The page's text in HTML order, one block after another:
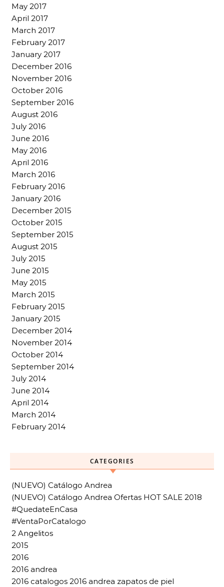
May 2017
April 2017
March 2017
February 2017
January 2017
December 2016
November 2016
October 2016
September 2016
August 2016
July 2016
June 2016
May 2016
April 2016
March 2016
February 2016
January 2016
December 2015
October 2015
September 2015
August 2015
July 2015
June 2015
May 2015
March 2015
February 2015
January 2015
December 2014
November 2014
October 2014
September 2014
July 2014
June 2014
April 2014
March 2014
February 2014
CATEGORIES
(NUEVO) Catálogo Andrea
(NUEVO) Catálogo Andrea Ofertas HOT SALE 2018
#QuedateEnCasa
#VentaPorCatalogo
2 Angelitos
2015
2016
2016 andrea
2016 catalogos 2016 andrea zapatos de piel